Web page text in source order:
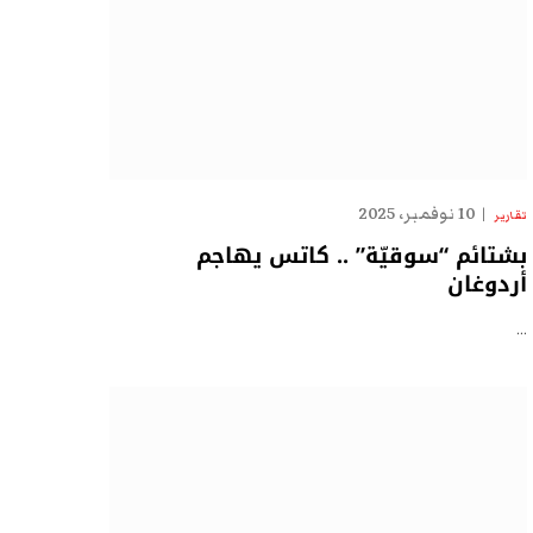
تقارير 10 نوفمبر، 2025
بشتائم “سوقيّة” .. كاتس يهاجم
أردوغان
…